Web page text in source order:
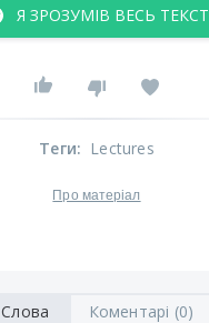
Я ЗРОЗУМІВ ВЕСЬ ТЕКСТ
Теги: Lectures
Про матеріал
Слова Коментарі (0)